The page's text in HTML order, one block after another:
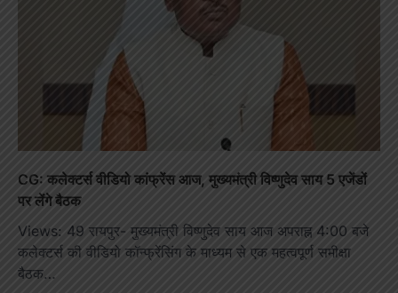
CG: कलेक्टर्स वीडियो कांफ्रेंस आज, मुख्यमंत्री विष्णुदेव साय 5 एजेंडों
पर लेंगे बैठक
Views: 49 रायपुर- मुख्यमंत्री विष्णुदेव साय आज अपराह्न 4:00 बजे
कलेक्टर्स की वीडियो कॉन्फ्रेंसिंग के माध्यम से एक महत्वपूर्ण समीक्षा
बैठक…